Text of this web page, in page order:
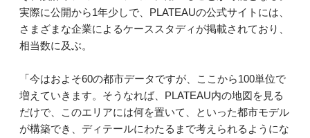
実際に公開から1年少しで、PLATEAUの公式サイトには、
さまざまな企業によるケーススタディが掲載されており、
相当数に及ぶ。
「今はおよそ60の都市データですが、ここから100単位で
増えていきます。そうなれば、PLATEAU内の地図を見る
だけで、このエリアには何を置いて、といった都市モデル
が構築でき、ディテールにわたるまで考えられるようにな